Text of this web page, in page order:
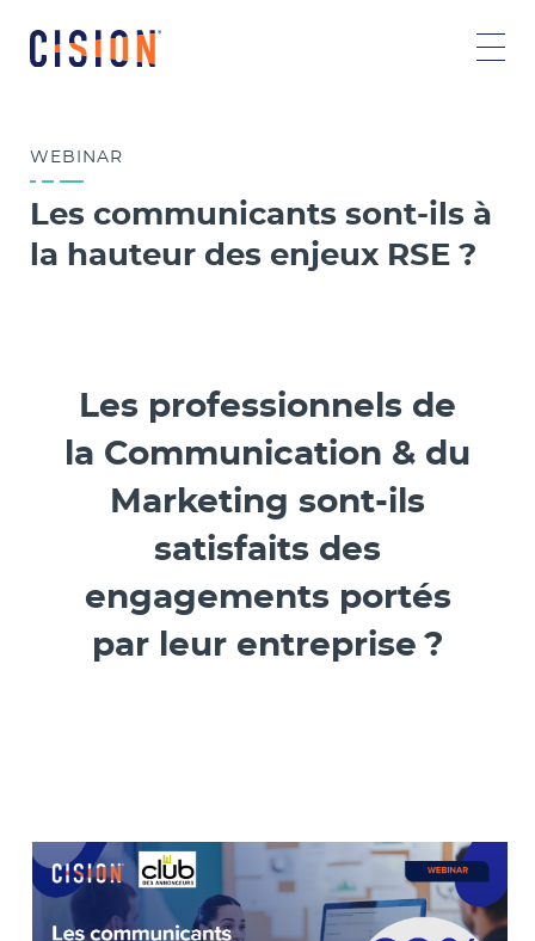
WEBINAR
Les communicants sont-ils à
la hauteur des enjeux RSE ?
Les professionnels de
la Communication & du
Marketing sont-ils
satisfaits des
engagements portés
par leur entreprise ?